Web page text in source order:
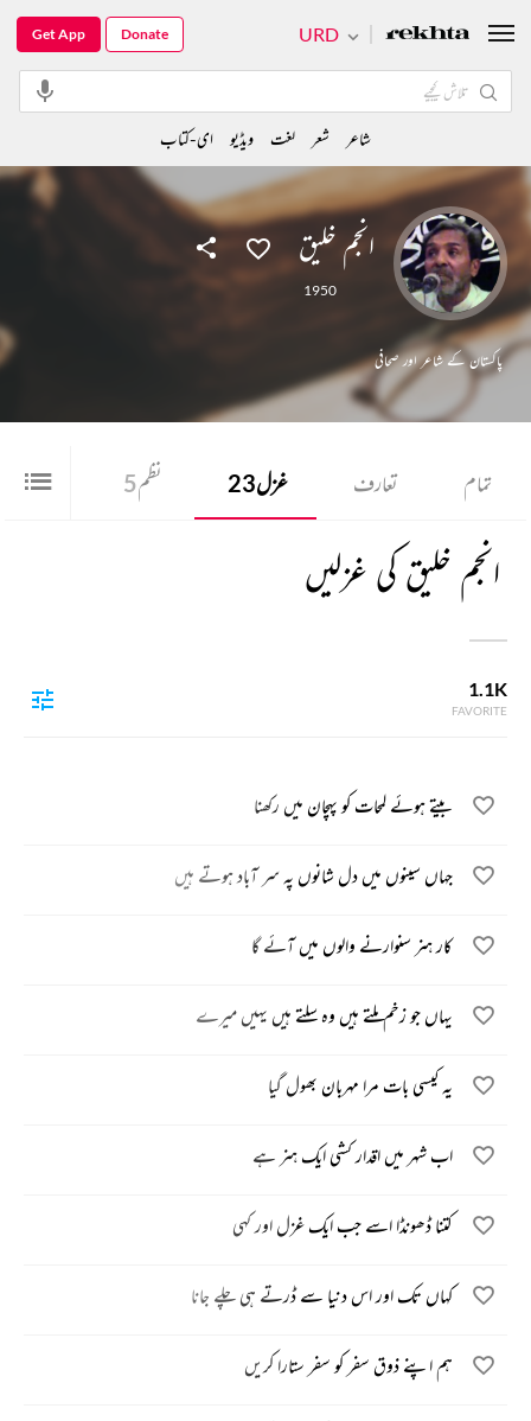
انجم خلیق
1950
پاکستان کے شاعر اور صحافی
تمام تعارف غزل23 نظم5 شعر39
انجم خلیق کی غزلیں
1.1K
FAVORITE
بیتے ہوئے لمحات کو پہچان میں رکھنا
جہاں سینوں میں دل شانوں پہ سر آباد ہوتے ہیں
کار ہنر سنوارنے والوں میں آئے گا
یہاں جو زخم ملتے ہیں وہ سلتے ہیں یہیں میرے
یہ کیسی بات مرا مہربان بھول گیا
اب شہر میں اقدار کشی ایک ہنر ہے
کتنا ڈھونڈا اسے جب ایک غزل اور کہی
کہاں تک اور اس دنیا سے ڈرتے ہی چلے جانا
ہم اپنے ذوق سفر کو سفر ستارا کریں
URD
Get App Donate
شاعر شعر لغت ویڈیو ای-کتاب